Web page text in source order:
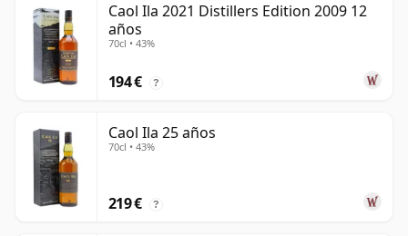
Caol Ila 2021 Distillers Edition 2009 12
años
70cl • 43%
194 € ?
Caol Ila 25 años
70cl • 43%
219 € ?